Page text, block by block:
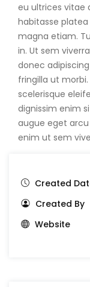
eu ultrices vitae
habitasse
magna etiam.
in. Ut sem
donec
fringilla ut
scelerisque
dignissim enim
augue eget
enim ut sem
Created
Created By
Website